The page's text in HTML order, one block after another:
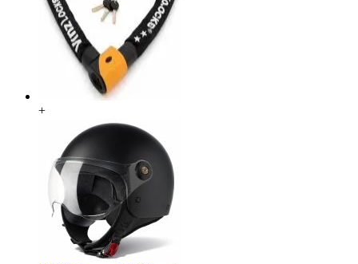
+